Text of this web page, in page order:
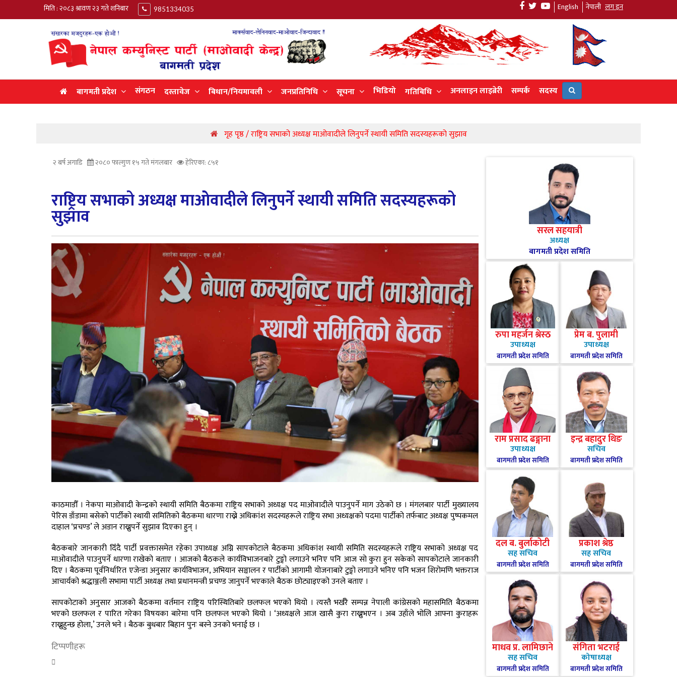
मिति : २०८३ श्रावण २३ गते शनिबार 9851334035 English नेपाली लग इन
बागमती प्रदेश संगठन दस्तावेज बिधान/नियमावली जनप्रतिनिधि सूचना भिडियो गतिबिधि अनलाइन लाइब्रेरी सम्पर्क सदस्य
गृह पृष्ठ / राष्ट्रिय सभाको अध्यक्ष माओवादीले लिनुपर्ने स्थायी समिति सदस्यहरूको सुझाव
२ बर्ष अगाडि २०८० फाल्गुण १५ गते मंगलबार हेरिएका: ८५१
राष्ट्रिय सभाको अध्यक्ष माओवादीले लिनुपर्ने स्थायी समिति सदस्यहरूको
सुझाव
काठमाडौँ । नेकपा माओवादी केन्द्रको स्थायी समिति बैठकमा राष्ट्रिय सभाको अध्यक्ष पद माओवादीले पाउनुपर्ने माग उठेको छ । मंगलबार पार्टी मुख्यालय
पेरिस डाँडामा बसेको पार्टीको स्थायी समितिको बैठकमा धारणा राख्ने अधिकांश सदस्यहरूले राष्ट्रिय सभा अध्यक्षको पदमा पार्टीको तर्फबाट अध्यक्ष पुष्पकमल
दाहाल ‘प्रचण्ड’ ले अडान राख्नुपर्ने सुझाव दिएका हुन् ।
बैठकबारे जानकारी दिँदै पार्टी प्रवक्तासमेत रहेका उपाध्यक्ष अग्नि सापकोटाले बैठकमा अधिकांश स्थायी समिति सदस्यहरूले राष्ट्रिय सभाको अध्यक्ष पद
माओवादीले पाउनुपर्ने धारणा राखेको बताए । आजको बैठकले कार्यविभाजनबारे टुङ्गो लगाउने भनिए पनि आज सो कुरा हुन सकेको सापकोटाले जानकारी
दिए । बैठकमा पूर्वनिर्धारित एजेन्डा अनुसार कार्यविभाजन, अभियान सञ्चालन र पार्टीको आगामी योजनाबारे टुङ्गो लगाउने भनिए पनि भजन शिरोमणि भक्तराज
आचार्यको श्रद्धाञ्जली सभामा पार्टी अध्यक्ष तथा प्रधानमन्त्री प्रचण्ड जानुपर्ने भएकाले बैठक छोट्याइएको उनले बताए ।
सापकोटाको अनुसार आजको बैठकमा वर्तमान राष्ट्रिय परिस्थितिबारे छलफल भएको थियो । त्यस्तै भर्खरै सम्पन्न नेपाली कांग्रेसको महासमिति बैठकमा
भएको छलफल र पारित गरेका विषयका बारेमा पनि छलफल भएको थियो । ‘अध्यक्षले आज खासै कुरा राख्नुभएन । अब उहाँले भोलि आफ्ना कुराहरू
राख्नुहुन्छ होला,’ उनले भने । बैठक बुधबार बिहान पुनः बस्ने उनको भनाई छ ।
टिप्पणीहरू
सरल सहयात्री
अध्यक्ष
बागमती प्रदेश समिति
रुपा महर्जन श्रेस्ठ
उपाध्यक्ष
बागमती प्रदेश समिति
प्रेम ब. पुलामी
उपाध्यक्ष
बागमती प्रदेश समिति
राम प्रसाद ढङ्गाना
उपाध्यक्ष
बागमती प्रदेश समिति
इन्द्र बहादुर थिङ
सचिव
बागमती प्रदेश समिति
दल ब. बुर्लाकोटी
सह सचिव
बागमती प्रदेश समिति
प्रकाश श्रेष्ठ
सह सचिव
बागमती प्रदेश समिति
माधव प्र. लामिछाने
सह सचिव
बागमती प्रदेश समिति
संगिता भटराई
कोषाध्यक्ष
बागमती प्रदेश समिति